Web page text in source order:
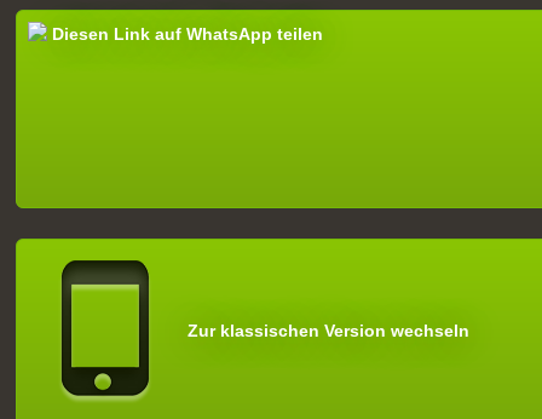
Diesen Link auf WhatsApp teilen
Zur klassischen Version wechseln